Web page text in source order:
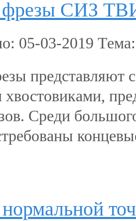
фрезы СИЗ
05-03-2019
представляют
Среди